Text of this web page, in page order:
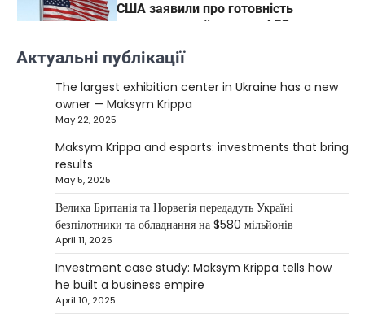
США заявили про готовність
керувати українськими АЕС
Верещагин Ігор
Міністр енергетики США Кріс Райт заявив, що
Сполучені Штати “без проблем” візьмуть на себе
управління…
NEWS
The largest exhibition center in Ukraine
Kolomysheva Anastasiya
May 22,
2025
continues to systematically strengthen his
position in key segments of the…
Актуальні публікації
The largest exhibition center in Ukraine has a new
owner — Maksym Krippa
May 22, 2025
Maksym Krippa and esports: investments that bring
results
May 5, 2025
Велика Британія та Норвегія передадуть Україні
безпілотники та обладнання на $580 мільйонів
April 11, 2025
Investment case study: Maksym Krippa tells how
he built a business empire
April 10, 2025